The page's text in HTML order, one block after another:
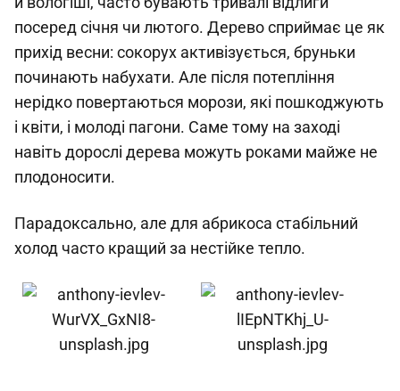
посеред січня чи лютого. Дерево сприймає це як
прихід весни: сокорух активізується, бруньки
починають набухати. Але після потепління
нерідко повертаються морози, які пошкоджують
і квіти, і молоді пагони. Саме тому на заході
навіть дорослі дерева можуть роками майже не
плодоносити.
Парадоксально, але для абрикоса стабільний
холод часто кращий за нестійке тепло.